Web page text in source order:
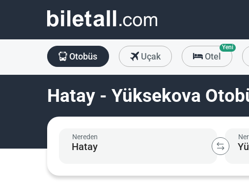
Otobüs Uçak Otel
Yeni
Hatay - Yüksekova
Nereden